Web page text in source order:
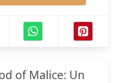
of Malice: Un